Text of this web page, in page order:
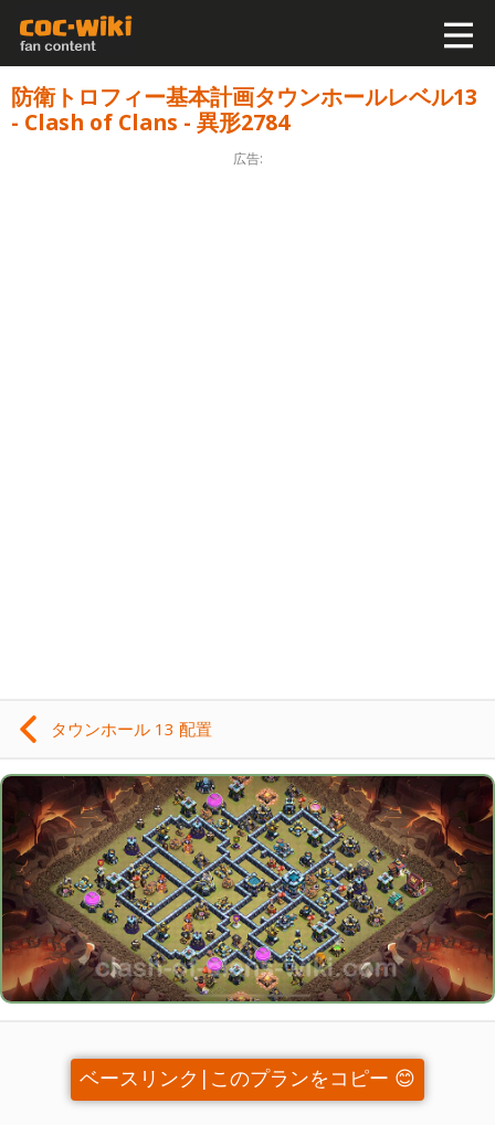
防衛トロフィー基本計画タウンホールレベル13
- Clash of Clans - 異形2784
広告:
タウンホール 13 配置
ベースリンク|このプランをコピー 😊